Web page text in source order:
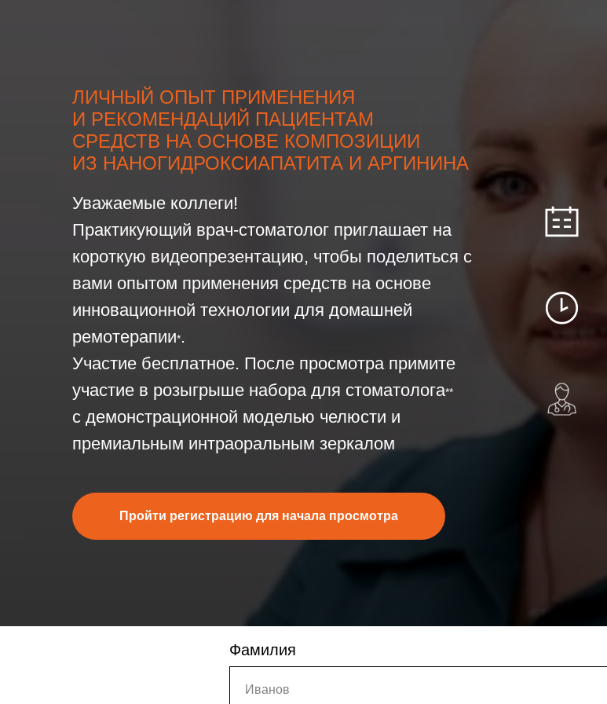
ЛИЧНЫЙ ОПЫТ ПРИМЕНЕНИЯ
И РЕКОМЕНДАЦИЙ ПАЦИЕНТАМ
СРЕДСТВ НА ОСНОВЕ КОМПОЗИЦИИ
ИЗ НАНОГИДРОКСИАПАТИТА И АРГИНИНА
Уважаемые коллеги!
Практикующий врач-стоматолог приглашает на
короткую видеопрезентацию, чтобы поделиться с
вами опытом применения средств на основе
инновационной технологии для домашней
ремотерапии*.
Участие бесплатное. После просмотра примите
участие в розыгрыше набора для стоматолога**
с демонстрационной моделью челюсти и
премиальным интраоральным зеркалом
Пройти регистрацию для начала просмотра
Фамилия
Иванов